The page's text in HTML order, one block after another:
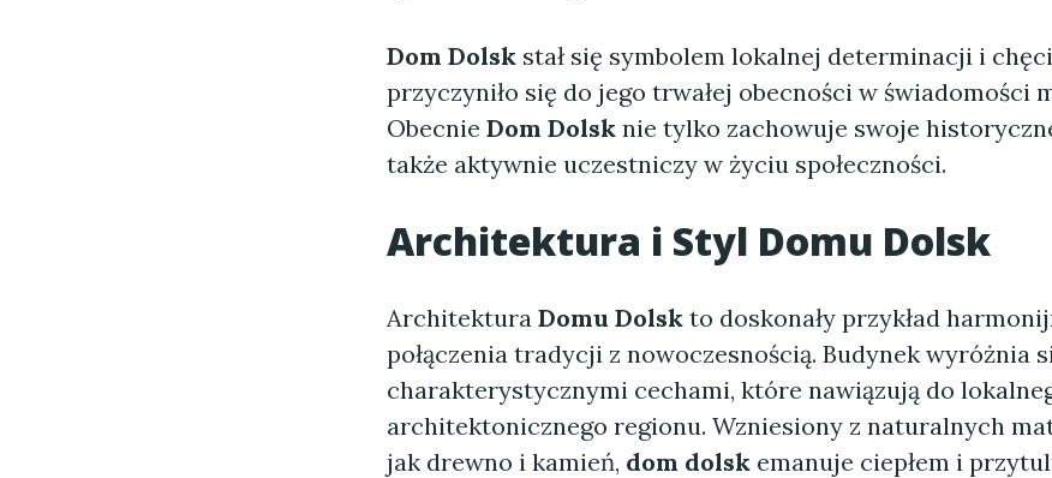
Dom Dolsk stał się symbolem lokalnej determinacji i
przyczyniło się do jego trwałej obecności w świadomości
Obecnie Dom Dolsk nie tylko zachowuje swoje
także aktywnie uczestniczy w życiu społeczności.
Architektura i Styl Domu Dolsk
Architektura Domu Dolsk to doskonały przykład
połączenia tradycji z nowoczesnością. Budynek wyróżnia
charakterystycznymi cechami, które nawiązują do
architektonicznego regionu. Wzniesiony z naturalnych
jak drewno i kamień, dom dolsk emanuje ciepłem i